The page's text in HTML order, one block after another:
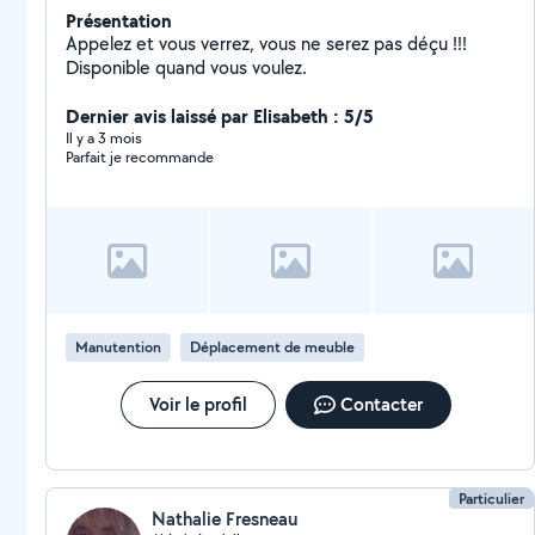
Présentation
Appelez et vous verrez, vous ne serez pas déçu !!!
Disponible quand vous voulez.
Dernier avis laissé par Elisabeth : 5/5
Il y a 3 mois
Parfait je recommande
Manutention Déplacement de meuble
Voir le profil Contacter
Particulier
Nathalie Fresneau